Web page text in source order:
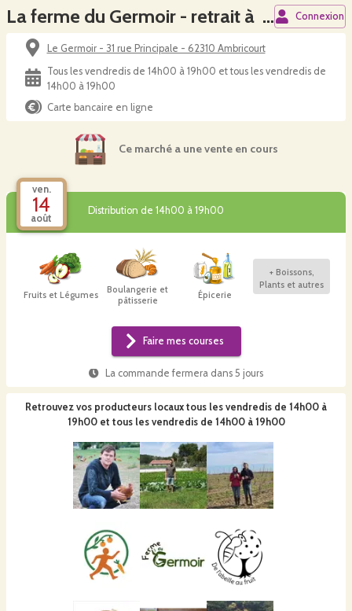
La ferme du Germoir - retrait à la ferme Connexion
Le Germoir - 31 rue Principale - 62310 Ambricourt
Tous les vendredis de 14h00 à 19h00 et tous les vendredis de
14h00 à 19h00
Carte bancaire en ligne
Ce marché a une vente en cours
ven.
14
août
Distribution de 14h00 à 19h00
Fruits et Légumes
Boulangerie et
pâtisserie
Épicerie
+ Boissons,
Plants et autres
Faire mes courses
La commande fermera dans 5 jours
Retrouvez vos producteurs locaux tous les vendredis de 14h00 à
19h00 et tous les vendredis de 14h00 à 19h00